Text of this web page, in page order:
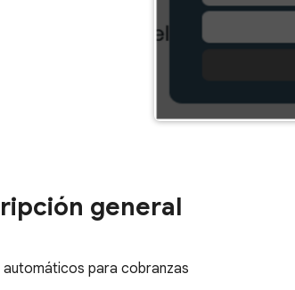
general
automáticos para cobranzas